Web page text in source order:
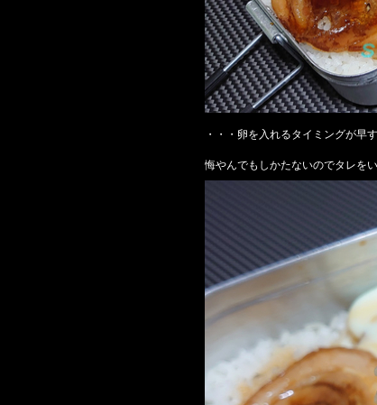
・・・卵を入れるタイミングが早
悔やんでもしかたないのでタレを